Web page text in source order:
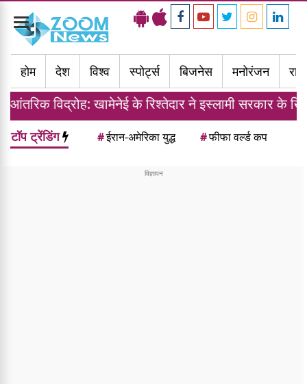
Toggle
navigation
होम
देश विश्व स्पोर्ट्स बिजनेस मनोरंजन
विद्रोह: खामेनेई के रिश्तेदार ने इस्लामी सरकार के खिलाफ
टॉप ट्रेंडिंग #ईरान-अमेरिका युद्ध #फीफा वर्ल्ड कप